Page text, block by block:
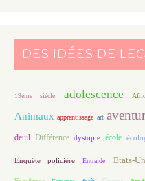
DES IDÉES DE
19ème siècle adolescence
Animaux apprentissage art
deuil Différence dystopie école
Enquête policière Entraide Etats-